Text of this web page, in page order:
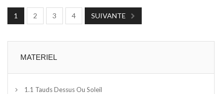
1 2 3 4 SUIVANTE
MATERIEL
1.1 Tauds Dessus Ou Soleil